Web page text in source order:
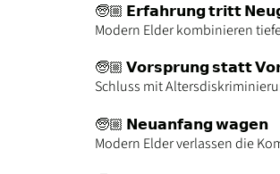
🧓🏼 𝗘𝗿𝗳𝗮𝗵𝗿𝘂𝗻𝗴 𝘁𝗿𝗶𝘁𝘁
Modern Elder kombinieren
🧓🏼 𝗩𝗼𝗿𝘀𝗽𝗿𝘂𝗻𝗴 𝘀𝘁𝗮𝘁𝘁
Schluss mit
🧓🏼 𝗡𝗲𝘂𝗮𝗻𝗳𝗮𝗻𝗴 𝘄𝗮𝗴𝗲𝗻
Modern Elder verlassen die